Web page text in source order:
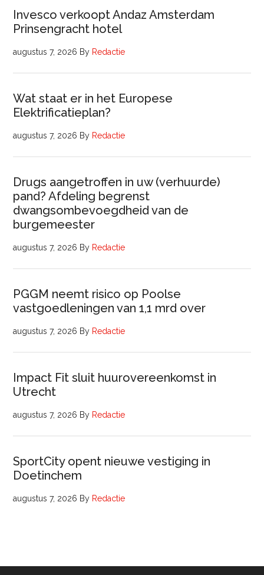
Invesco verkoopt Andaz Amsterdam
Prinsengracht hotel
augustus 7, 2026 By Redactie
Wat staat er in het Europese
Elektrificatieplan?
augustus 7, 2026 By Redactie
Drugs aangetroffen in uw (verhuurde)
pand? Afdeling begrenst
dwangsombevoegdheid van de
burgemeester
augustus 7, 2026 By Redactie
PGGM neemt risico op Poolse
vastgoedleningen van 1,1 mrd over
augustus 7, 2026 By Redactie
Impact Fit sluit huurovereenkomst in
Utrecht
augustus 7, 2026 By Redactie
SportCity opent nieuwe vestiging in
Doetinchem
augustus 7, 2026 By Redactie